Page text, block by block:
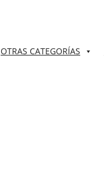
OTRAS CATEGORÍAS